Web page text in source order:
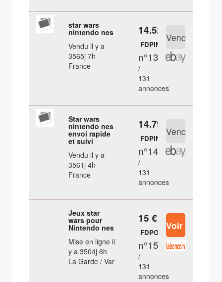
star wars
nintendo nes
Vendu il y a
3565j 7h
France
14.52 €
FDPIN
n°13
/
131
annonces
Star wars
nintendo nes
envoi rapide
et suivi
Vendu il y a
3561j 4h
France
14.79 €
FDPIN
n°14
/
131
annonces
Jeux star
wars pour
Nintendo nes
Mise en ligne il
y a 3504j 6h
La Garde / Var
15 €
FDPOUT
n°15
/
131
annonces